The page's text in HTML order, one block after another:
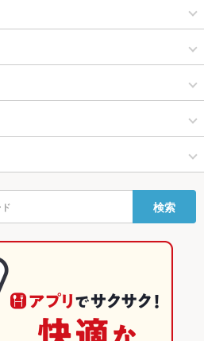
貸切40名まで 店の貸切は７０名程度収容可
はございませんが、お近くのコインパーキン
ませ。
からのご予約は受け付けておりません。
ンはご用意しておりません。
実
店
シニール） MORIOKA TUTAYA
検索